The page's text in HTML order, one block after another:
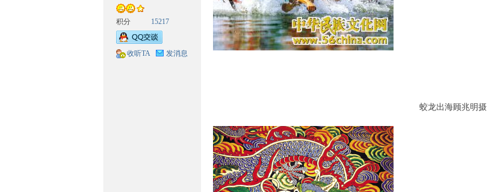
积分 15217
收听TA 发消息
蛟龙出海顾兆明摄